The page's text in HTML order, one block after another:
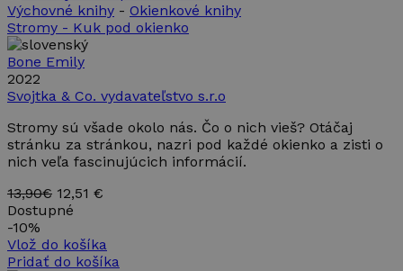
Výchovné knihy - Okienkové knihy
Stromy - Kuk pod okienko
Bone Emily
2022
Svojtka & Co. vydavateľstvo s.r.o
Stromy sú všade okolo nás. Čo o nich vieš? Otáčaj
stránku za stránkou, nazri pod každé okienko a zisti o
nich veľa fascinujúcich informácií.
13,90€ 12,51 €
Dostupné
-10%
Vlož do košíka
Pridať do košíka